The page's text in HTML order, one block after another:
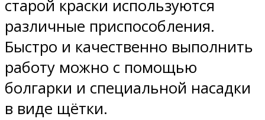
старой краски используются
различные приспособления.
Быстро и качественно выполнить
работу можно с помощью
болгарки и специальной насадки
в виде щётки.